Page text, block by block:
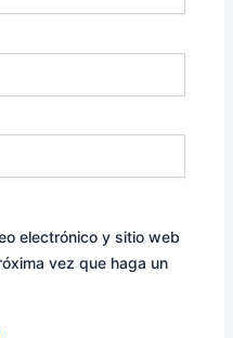
electrónico y sitio web
vez que haga un